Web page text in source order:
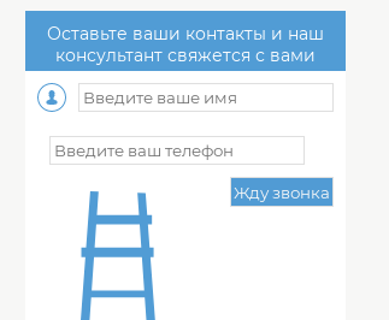
Оставьте ваши контакты и наш
консультант свяжется с вами